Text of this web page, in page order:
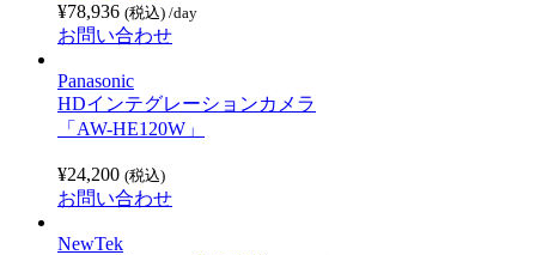
¥78,936 (税込) /day
お問い合わせ
Panasonic
HDインテグレーションカメラ
「AW-HE120W」
¥24,200 (税込)
お問い合わせ
NewTek